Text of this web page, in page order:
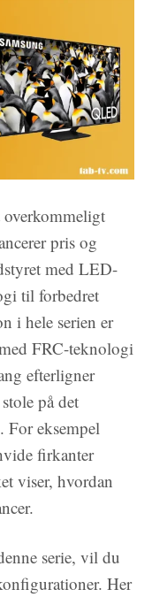
pris og
med LED-
til forbedret
i hele serien er
FRC-teknologi
efterligner
på det
For eksempel
firkanter
viser, hvordan
serie, vil du
Her